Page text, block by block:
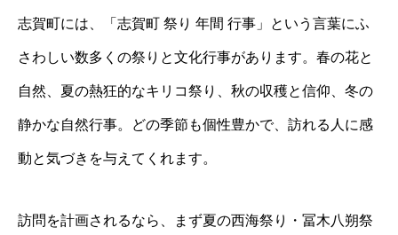
志賀町には、「志賀町 祭り 年間 行事」という言葉にふ
さわしい数多くの祭りと文化行事があります。春の花と
自然、夏の熱狂的なキリコ祭り、秋の収穫と信仰、冬の
静かな自然行事。どの季節も個性豊かで、訪れる人に感
動と気づきを与えてくれます。
訪問を計画されるなら、まず夏の西海祭り・冨木八朔祭